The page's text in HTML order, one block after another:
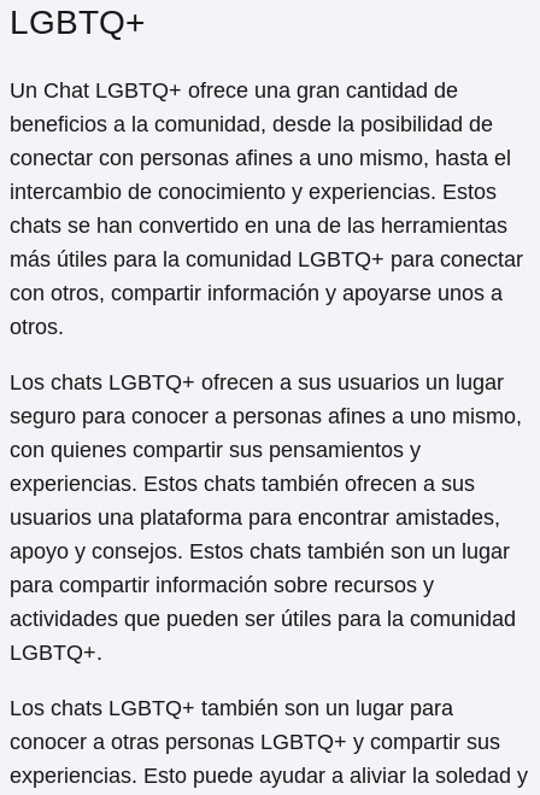
LGBTQ+
Un Chat LGBTQ+ ofrece una gran cantidad de
beneficios a la comunidad, desde la posibilidad de
conectar con personas afines a uno mismo, hasta el
intercambio de conocimiento y experiencias. Estos
chats se han convertido en una de las herramientas
más útiles para la comunidad LGBTQ+ para conectar
con otros, compartir información y apoyarse unos a
otros.
Los chats LGBTQ+ ofrecen a sus usuarios un lugar
seguro para conocer a personas afines a uno mismo,
con quienes compartir sus pensamientos y
experiencias. Estos chats también ofrecen a sus
usuarios una plataforma para encontrar amistades,
apoyo y consejos. Estos chats también son un lugar
para compartir información sobre recursos y
actividades que pueden ser útiles para la comunidad
LGBTQ+.
Los chats LGBTQ+ también son un lugar para
conocer a otras personas LGBTQ+ y compartir sus
experiencias. Esto puede ayudar a aliviar la soledad y